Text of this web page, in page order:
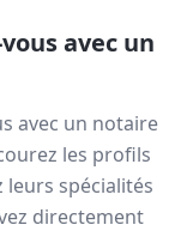
avec un
avec un notaire
les profils
spécialités
directement